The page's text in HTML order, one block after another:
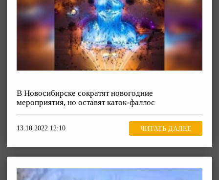
В Новосибирске сократят новогодние
мероприятия, но оставят каток-фаллос
13.10.2022 12:10 ЧИТАТЬ ДАЛЕЕ